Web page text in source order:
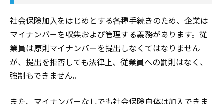
社会保険加入をはじめとする各種手続きのため、企業は
マイナンバーを収集および管理する義務があります。従
業員は原則マイナンバーを提出しなくてはなりません
が、提出を拒否しても法律上、従業員への罰則はなく、
強制もできません。
また、マイナンバーなしでも社会保険自体は加入できま